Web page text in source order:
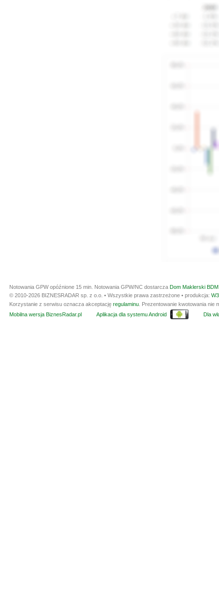
Notowania GPW opóźnione 15 min. Notowania GPW/NC dostarcza Dom Maklerski
© 2010-2026 BIZNESRADAR sp. z o.o. • Wszystkie prawa zastrzeżone • produkcja:
Korzystanie z serwisu oznacza akceptację regulaminu. Prezentowanie kwotowania nie
Mobilna wersja BiznesRadar.pl
Aplikacja dla systemu Android Dla